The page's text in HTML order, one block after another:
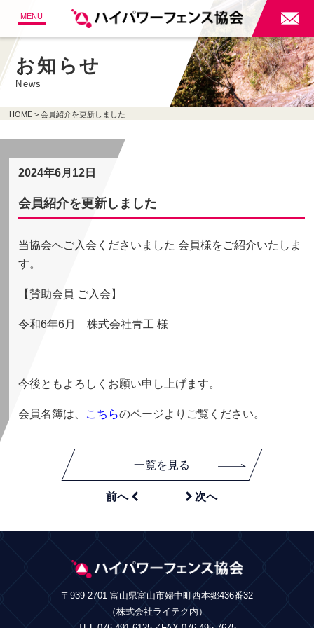
MENU 
お知らせ
News
HOME 会員紹介を更新しました
2024年6月12日
会員紹介を更新しました
当協会へご入会くださいました 会員様をご紹介いたしま
す。
【賛助会員 ご入会】
令和6年6月 株式会社青工 様
今後ともよろしくお願い申し上げます。
会員名簿は、 こちらのページよりご覧ください。
一覧を見る
前へ   次へ
〒939-2701 富山県富山市婦中町西本郷436番32
（株式会社ライテク内）